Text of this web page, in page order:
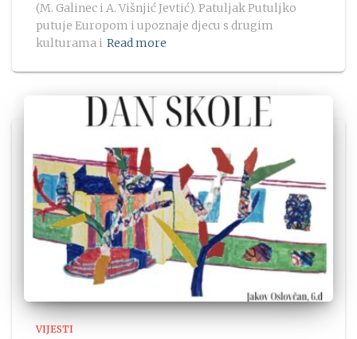
(M. Galinec i A. Višnjić Jevtić). Patuljak Putuljko
putuje Europom i upoznaje djecu s drugim
kulturama i Read more
VIJESTI